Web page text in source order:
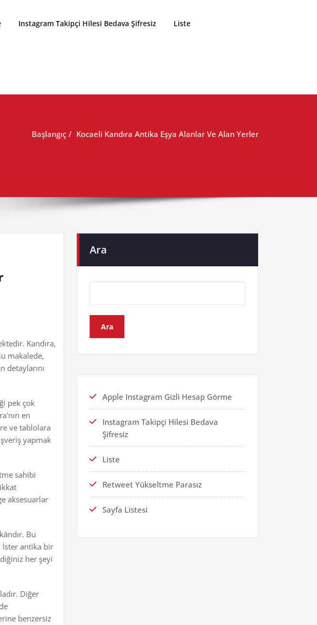
Instagram Takipçi Hilesi Bedava Şifresiz Liste
Başlangıç Kocaeli Kandıra Antika Eşya Alanlar Ve Alan Yerler
Kandıra,
makalede,
detaylarını
pek çok
en
ve tablolara
yapmak
sahibi
aksesuarlar
Bu
İster antika bir
her şeyi
Diğer
benzersiz
Ara
Ara
Apple Instagram Gizli Hesap Görme
Instagram Takipçi Hilesi Bedava
Şifresiz
Liste
Retweet Yükseltme Parasız
Sayfa Listesi